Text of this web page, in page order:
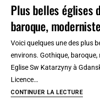
et
Ciołek
Plus belles églises
baroque, moderniste
Voici quelques une des plus
environs. Gothique,
Eglise Sw Katarzyny à
Licence…
CONTINUER LA LECTUREPlus